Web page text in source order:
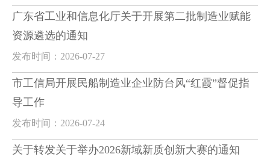
广东省工业和信息化厅关于开展第二批制造业赋能
资源遴选的通知
发布时间：2026-07-27
市工信局开展民船制造业企业防台风“红霞”督促指
导工作
发布时间：2026-07-24
关于转发关于举办2026新域新质创新大赛的通知